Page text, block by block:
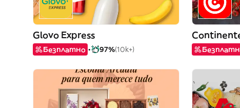
Glovo Express
Безплатно 97%(10k+)